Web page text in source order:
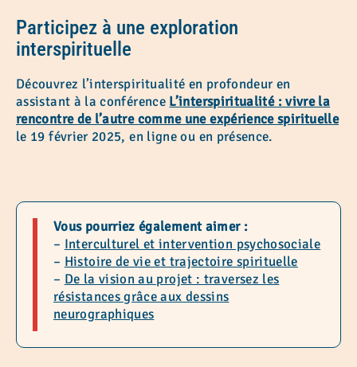
Participez à une exploration
interspirituelle
Découvrez l’interspiritualité en profondeur en
assistant à la conférence L’interspiritualité : vivre la
rencontre de l’autre comme une expérience spirituelle
le 19 février 2025, en ligne ou en présence.
Vous pourriez également aimer :
– Interculturel et intervention psychosociale
– Histoire de vie et trajectoire spirituelle
– De la vision au projet : traversez les
résistances grâce aux dessins
neurographiques